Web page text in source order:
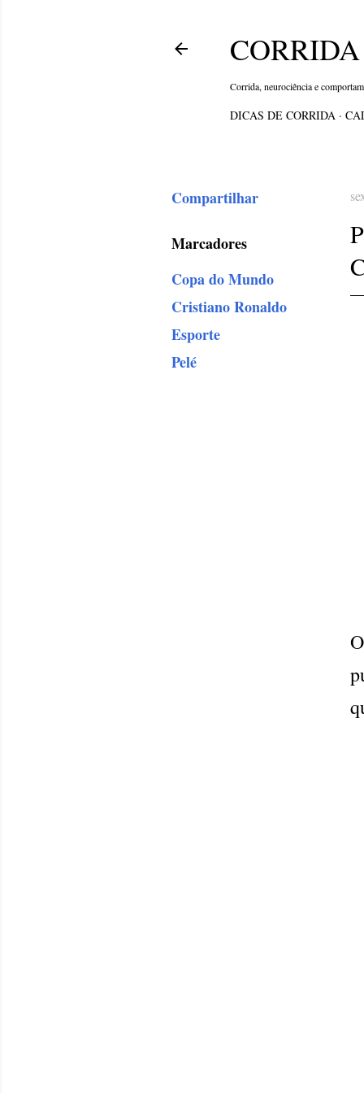
Corrida, neurociência e
DICAS DE CORRIDA
Compartilhar
Marcadores
Copa do Mundo
Cristiano Ronaldo
Esporte
Pelé